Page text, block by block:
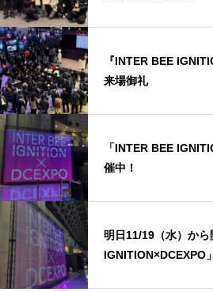
『INTER BEE
来場御礼
「INTER BEE
催中！
明日11/19（水）か
IGNITION×DCEXPO」